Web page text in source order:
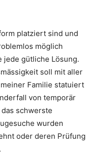
platziert sind und
möglich
jede gütliche Lösung.
soll mit aller
Familie statuiert
von temporär
schwerste
wurden
oder deren Prüfung